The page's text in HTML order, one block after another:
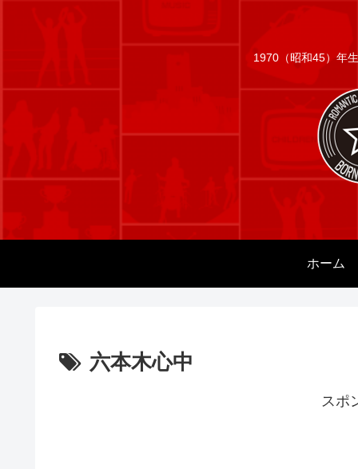
1970（昭和45）年
ホーム
六本木心中
スポ